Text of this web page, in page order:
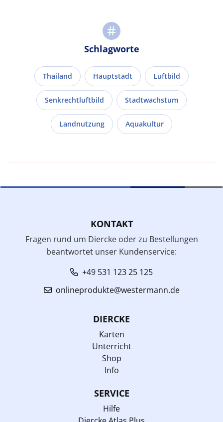
Schlagworte
Thailand Hauptstadt Luftbild
Senkrechtluftbild Stadtwachstum
Landnutzung Aquakultur
KONTAKT
Fragen rund um Diercke oder zu Bestellungen
beantwortet unser Kundenservice:
+49 531 123 25 125
onlineprodukte@westermann.de
DIERCKE
Karten
Unterricht
Shop
Info
SERVICE
Hilfe